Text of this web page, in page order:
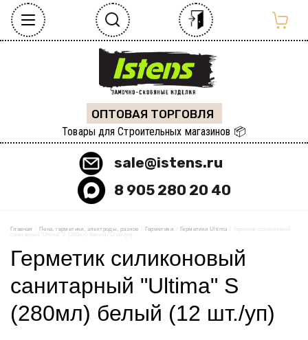
ОПТОВАЯ ТОРГОВЛЯ
Товары для Строительных магазинов 📦
sale@istens.ru
8 905 280 20 40
Главная Пена, герметики, электроды, разное Герметики Герметики Ultima
  /  Герметик силиконовый
санитарный "Ultima" S  (280мл) белый (12 шт./уп)
Герметик силиконовый
санитарный "Ultima" S
(280мл) белый (12 шт./уп)